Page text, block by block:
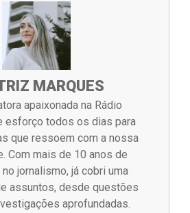
MARQUES
apaixonada na Rádio
esforço todos os dias para
que ressoem com a nossa
Com mais de 10 anos de
jornalismo, já cobri uma
assuntos, desde questões
aprofundadas.